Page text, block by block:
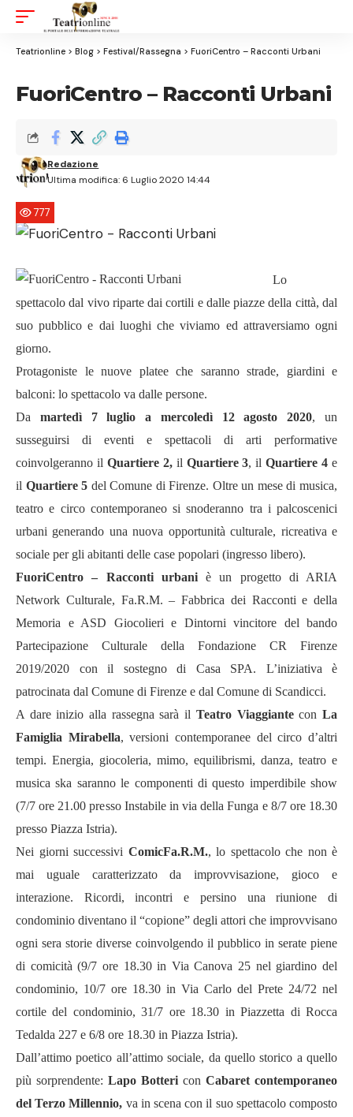
Resizer
Teatrionline > Blog > Festival/Rassegna > FuoriCentro – Racconti Urbani
FuoriCentro – Racconti Urbani
Ultima modifica: 6 Luglio 2020 14:44
Redazione
777
Lo
spettacolo dal vivo riparte dai cortili e dalle piazze della città, dal
suo pubblico e dai luoghi che viviamo ed attraversiamo ogni
giorno.
Protagoniste le nuove platee che saranno strade, giardini e
balconi: lo spettacolo va dalle persone.
Da martedì 7 luglio a mercoledì 12 agosto 2020, un
susseguirsi di eventi e spettacoli di arti performative
coinvolgeranno il Quartiere 2, il Quartiere 3, ilQuartiere 4 e
il Quartiere 5 del Comune di Firenze. Oltre un mese di musica,
teatro e circo contemporaneo si snoderanno tra i palcoscenici
urbani generando una nuova opportunitàculturale, ricreativa e
sociale per gli abitanti delle case popolari (ingresso libero).
FuoriCentro – Racconti urbaniè un progetto di ARIA
Network Culturale, Fa.R.M. – Fabbrica dei Racconti e della
Memoria e ASD Giocolieri e Dintorni vincitore del bando
Partecipazione Culturale della Fondazione CR Firenze
2019/2020 con il sostegno di Casa SPA. L’iniziativa è
patrocinata dal Comune di Firenze e dal Comune di Scandicci.
A dare inizio alla rassegna sarà il Teatro ViaggianteconLa
Famiglia Mirabella, versioni contemporanee del circo d’altri
tempi. Energia, giocoleria, mimo, equilibrismi, danza, teatro e
musica ska saranno le componenti di questo imperdibile show
(7/7 ore 21.00 presso Instabile in via della Funga e 8/7 ore 18.30
presso Piazza Istria).
Nei giorni successivi ComicFa.R.M., lo spettacolo che non è
mai uguale caratterizzato da improvvisazione, gioco e
interazione. Ricordi, incontri e persino una riunione di
condominio diventano il “copione” degli attori che improvvisano
ogni sera storie diverse coinvolgendo il pubblico in serate piene
di comicità (9/7 ore 18.30 in Via Canova 25 nel giardino del
condominio, 10/7 ore 18.30 in Via Carlo del Prete 24/72 nel
cortile del condominio,31/7 ore 18.30 inPiazzetta di Rocca
Tedalda 227 e 6/8 ore 18.30 in Piazza Istria).
Dall’attimo poetico all’attimo sociale, da quello storico a quello
più sorprendente: Lapo Botteri con Cabaret contemporaneo
del Terzo Millennio, va in scena con il suo spettacolo composto